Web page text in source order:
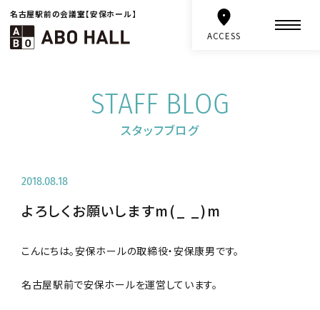
名古屋駅前の会議室【安保ホール】
ACCESS
スタッフブログ
STAFF BLOG
よろしくお願いしますm(_ _)m
2018.08.18
こんにちは。安保ホールの取締役・安保康男です。
名古屋駅前で安保ホールを運営しています。